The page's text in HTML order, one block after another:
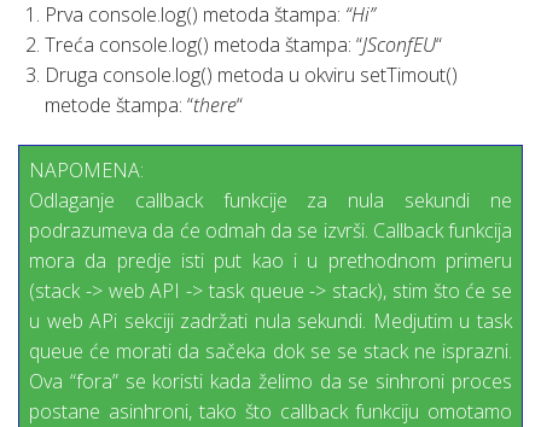
Prva console.log() metoda štampa: “Hi”
Treća console.log() metoda štampa: “JSconfEU“
Druga console.log() metoda u okviru setTimout()
metode štampa: “there“
NAPOMENA:
Odlaganje callback funkcije za nula sekundi ne
podrazumeva da će odmah da se izvrši. Callback funkcija
mora da predje isti put kao i u prethodnom primeru
(stack -> web API -> task queue -> stack), stim što će se
u web APi sekciji zadržati nula sekundi. Medjutim u task
queue će morati da sačeka dok se se stack ne isprazni.
Ova “fora” se koristi kada želimo da se sinhroni proces
postane asinhroni, tako što callback funkciju omotamo